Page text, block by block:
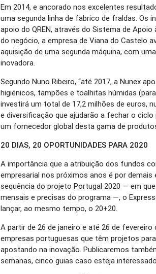
Em 2014, e ancorado nos excelentes
uma segunda linha de fabrico de fraldas. Os
apoio do QREN, através do Sistema de
do negócio, a empresa de Viana do Castelo
aquisição de uma segunda máquina, com
inovadora.
Segundo Nuno Ribeiro, “até 2017, a Nunex
higiénicos, tampões e toalhitas húmidas
investirá um total de 17,2 milhões de euros,
e diversificação que ajudarão a fechar o
um fornecedor global desta gama de
20 DIAS, 20 OPORTUNIDADES PARA 2020
A importância que a atribuição dos fundos
empresarial nos próximos anos é por demais
sequência do projeto Portugal 2020 — em
mensais e precisas do programa —, o
lançar, ao mesmo tempo, o 20+20.
A partir de 26 de janeiro e até 26 de fevereiro
empresas portuguesas que têm projetos
apostando na inovação. Publicaremos
semanas, cinco guias caso esteja